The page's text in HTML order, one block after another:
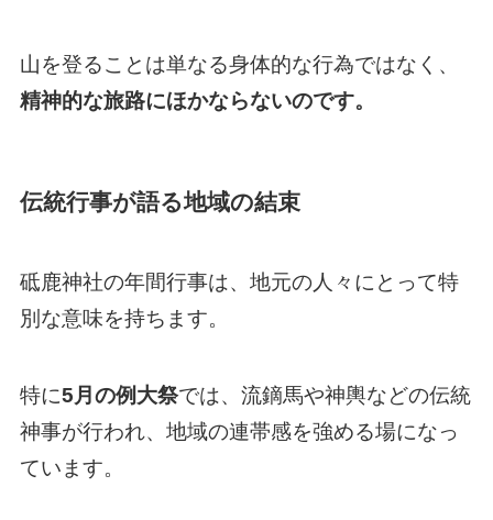
山を登ることは単なる身体的な行為ではなく、
精神的な旅路にほかならないのです。
伝統行事が語る地域の結束
砥鹿神社の年間行事は、地元の人々にとって特
別な意味を持ちます。
特に5月の例大祭では、流鏑馬や神輿などの伝統
神事が行われ、地域の連帯感を強める場になっ
ています。